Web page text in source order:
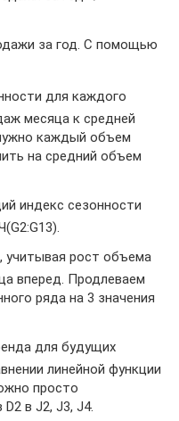
за год. С помощью
для каждого
месяца к средней
каждый объем
на средний объем
индекс сезонности
учитывая рост объема
вперед. Продлеваем
ряда на 3 значения
для будущих
линейной функции
просто
в J2, J3, J4.